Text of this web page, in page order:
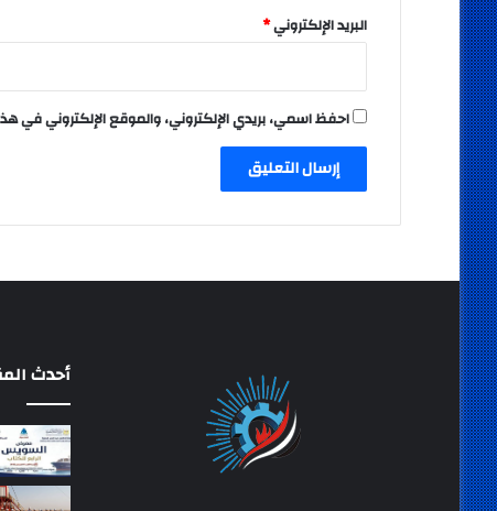
البريد الإلكتروني*
احفظ اسمي، بريدي الإلكتروني، والموقع الإلكتروني في
أحدث